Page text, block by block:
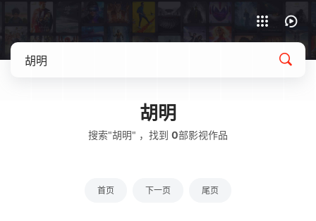
胡明
搜索"胡明" ，找到 0部影视作品
首页 下一页 尾页